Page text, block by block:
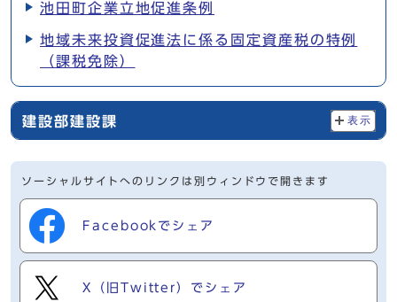
池田町企業立地促進条例
地域未来投資促進法に係る固定資産税の特例
（課税免除）
建設部建設課 表示
ソーシャルサイトへのリンクは別ウィンドウで開きます
Facebookでシェア
X（旧Twitter）でシェア